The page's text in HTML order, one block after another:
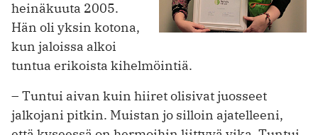
heinäkuuta 2005.
Hän oli yksin kotona,
kun jaloissa alkoi
tuntua erikoista kihelmöintiä.
– Tuntui aivan kuin hiiret olisivat juosseet
jalkojani pitkin. Muistan jo silloin ajatelleeni,